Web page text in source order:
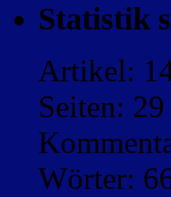
Statistik
Artikel:
Seiten: 29
Wörter: